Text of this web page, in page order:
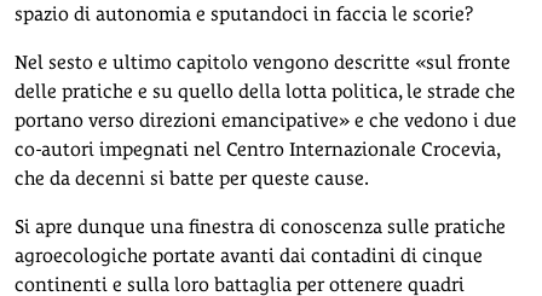
spazio di autonomia e sputandoci in faccia le scorie?
Nel sesto e ultimo capitolo vengono descritte «sul fronte
delle pratiche e su quello della lotta politica, le strade che
portano verso direzioni emancipative» e che vedono i due
co-autori impegnati nel Centro Internazionale Crocevia,
che da decenni si batte per queste cause.
Si apre dunque una finestra di conoscenza sulle pratiche
agroecologiche portate avanti dai contadini di cinque
continenti e sulla loro battaglia per ottenere quadri